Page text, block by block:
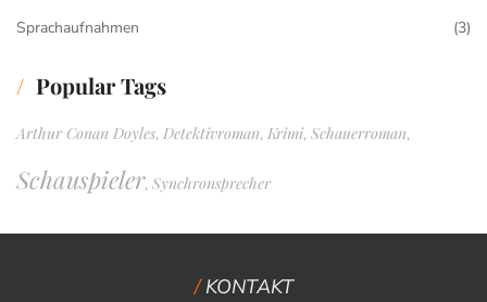
Sprachaufnahmen (3)
Popular Tags
Arthur Conan Doyles, Detektivroman, Krimi, Schauerroman,
Schauspieler, Synchronsprecher
KONTAKT